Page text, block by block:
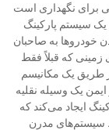
برای نگهداری است
سیستم پارکینگ
خودروها به صاحبان
زمینی که قبلاً فقط
طریق یک مکانیسم
یک وسیله نقلیه
ایجاد می‌کند که
سیستم‌های مدرن